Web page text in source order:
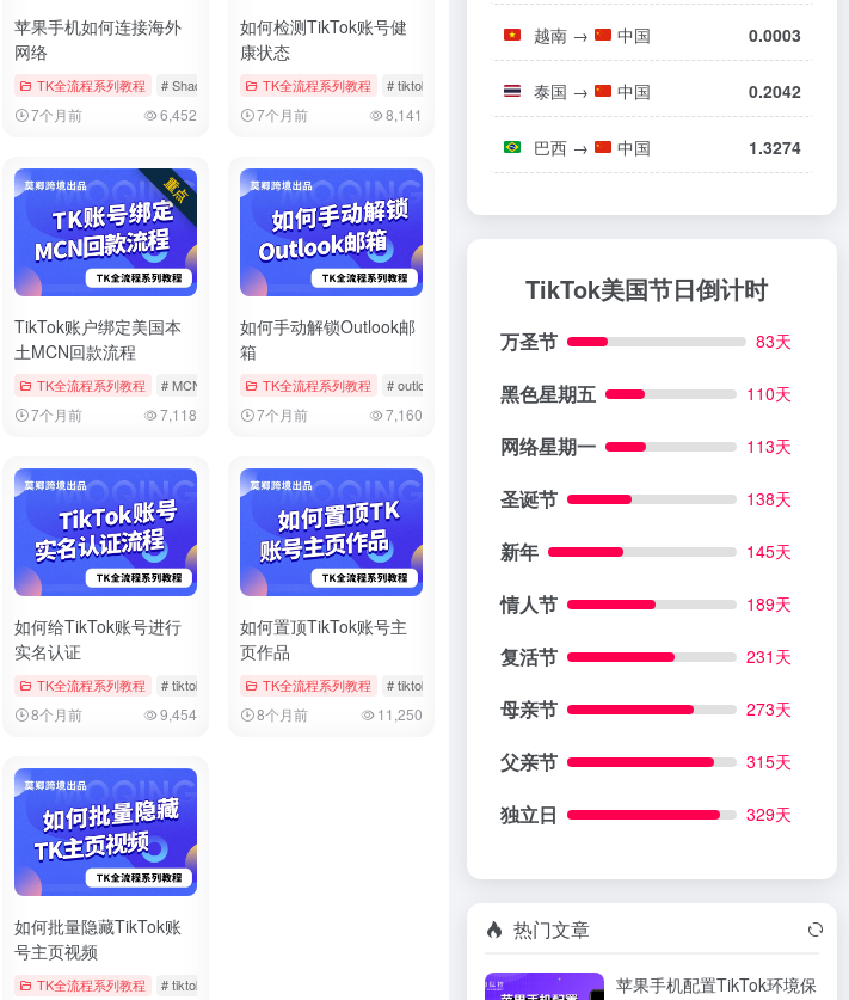
# AppStore # Shadowrocket # tiktok
苹果手机如何连接海外
网络
TK全流程系列教程 # Shadowrocket # tiktok # 小火箭
7个月前 6,452
如何检测TikTok账号健
康状态
TK全流程系列教程 # tiktok # 健康状态 # 状态检测
7个月前 8,141
# 中视频 # 实名
TikTok账户绑定美国本
土MCN回款流程
TK全流程系列教程 # MCN # tiktok # 回款
7个月前 7,118
如何手动解锁Outlook邮
箱
TK全流程系列教程 # outlook # 微软邮箱 # 解除锁定
7个月前 7,160
# 数据分析 # 视频数据
如何给TikTok账号进行
实名认证
TK全流程系列教程 # tiktok # 官方帐户实名 # 实名
8个月前 9,454
如何置顶TikTok账号主
页作品
TK全流程系列教程 # tiktok
8个月前 11,250
# uid
如何批量隐藏TikTok账
号主页视频
TK全流程系列教程 # tiktok
越南 → 中国 0.0003
泰国 → 中国 0.2042
巴西 → 中国 1.3274
TikTok美国节日倒计时
万圣节 83天
黑色星期五 110天
网络星期一 113天
圣诞节 138天
新年 145天
情人节 189天
复活节 231天
母亲节 273天
父亲节 315天
独立日 329天
热门文章
苹果手机配置TikTok环境保